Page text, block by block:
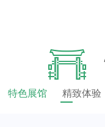
特色展馆 精致体验